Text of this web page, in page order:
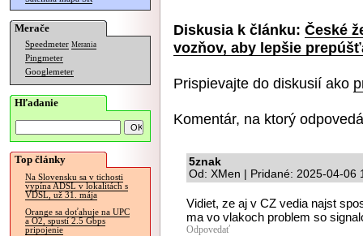
Merače
Speedmeter Merania
Pingmeter
Googlemeter
Hľadanie
Top články
Na Slovensku sa v tichosti
vypína ADSL v lokalitách s
VDSL, už 31. mája
Orange sa doťahuje na UPC
a O2, spustí 2.5 Gbps
pripojenie
Diskusia k článku: České
vozňov, aby lepšie
Prispievajte do diskusií ako
Komentár, na ktorý
5znak
Od: XMen | Pridané: 2025-04-06
Vidiet, ze aj v CZ vedia najst
ma vo vlakoch problem so
Odpovedať